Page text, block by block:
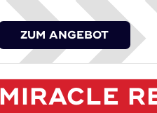
ZUM ANGEBOT
MIRACLE